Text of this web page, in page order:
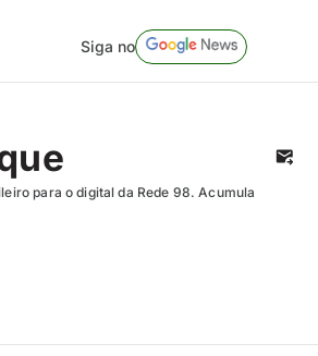
Siga no
para o digital da Rede 98. Acumula